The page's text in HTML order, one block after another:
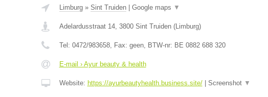
Limburg» Sint Truiden| Google maps ▼
Adelardusstraat 14, 3800 Sint Truiden(Limburg)
Tel: 0472/983658, Fax: geen, BTW-nr: BE 0882 688 320
E-mail › Ayur beauty & health
Website: https://ayurbeautyhealth.business.site/| Screenshot ▼